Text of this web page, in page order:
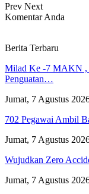
Prev Next
Komentar Anda
Berita Terbaru
Milad Ke -7 MAKN ,
Penguatan…
Jumat, 7 Agustus
702 Pegawai Ambil
Jumat, 7 Agustus
Wujudkan Zero
Jumat, 7 Agustus